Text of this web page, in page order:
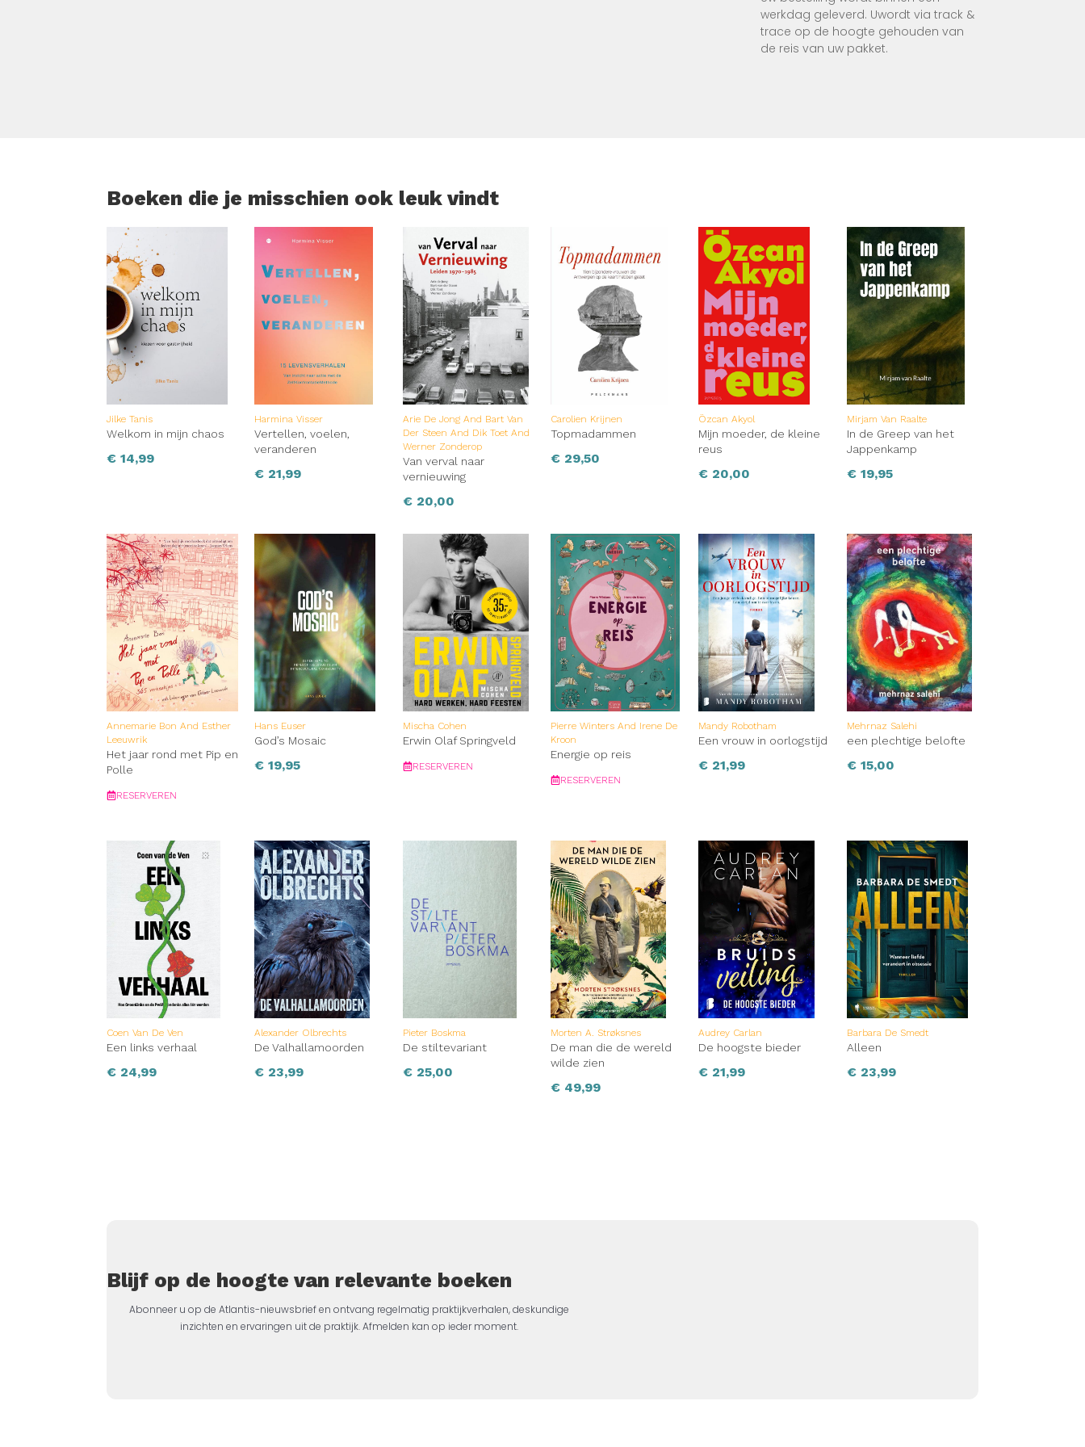
werkdag geleverd. Uwordt via track &
trace op de hoogte gehouden van
de reis van uw pakket.
Boeken die je misschien ook leuk vindt
Jilke Tanis
Welkom in mijn chaos
€ 14,99
Harmina Visser
Vertellen, voelen,
veranderen
€ 21,99
Arie De Jong And Bart Van
Der Steen And Dik Toet And
Werner Zonderop
Van verval naar
vernieuwing
€20,00
Carolien Krijnen
Topmadammen
€29,50
Özcan Akyol
Mijn moeder, de kleine
reus
€ 20,00
Mirjam Van Raalte
In de Greep van het
Jappenkamp
€19,95
Annemarie Bon And Esther
Leeuwrik
Het jaar rond met Pip en
Polle
RESERVEREN
Hans Euser
God’s Mosaic
€ 19,95
Mischa Cohen
Erwin Olaf Springveld
RESERVEREN
Pierre Winters And Irene De
Kroon
Energie op reis
RESERVEREN
Mandy Robotham
Een vrouw in oorlogstijd
€ 21,99
Mehrnaz Salehi
een plechtige belofte
€15,00
Coen Van De Ven
Een links verhaal
€ 24,99
Alexander Olbrechts
De Valhallamoorden
€ 23,99
Pieter Boskma
De stiltevariant
€25,00
Morten A. Strøksnes
De man die de wereld
wilde zien
€49,99
Audrey Carlan
De hoogste bieder
€ 21,99
Barbara De Smedt
Alleen
€23,99
Blijf op de hoogte van relevante boeken
Abonneer u op de Atlantis-nieuwsbrief en ontvang regelmatig praktijkverhalen, deskundige
inzichten en ervaringen uit de praktijk. Afmelden kan op ieder moment.